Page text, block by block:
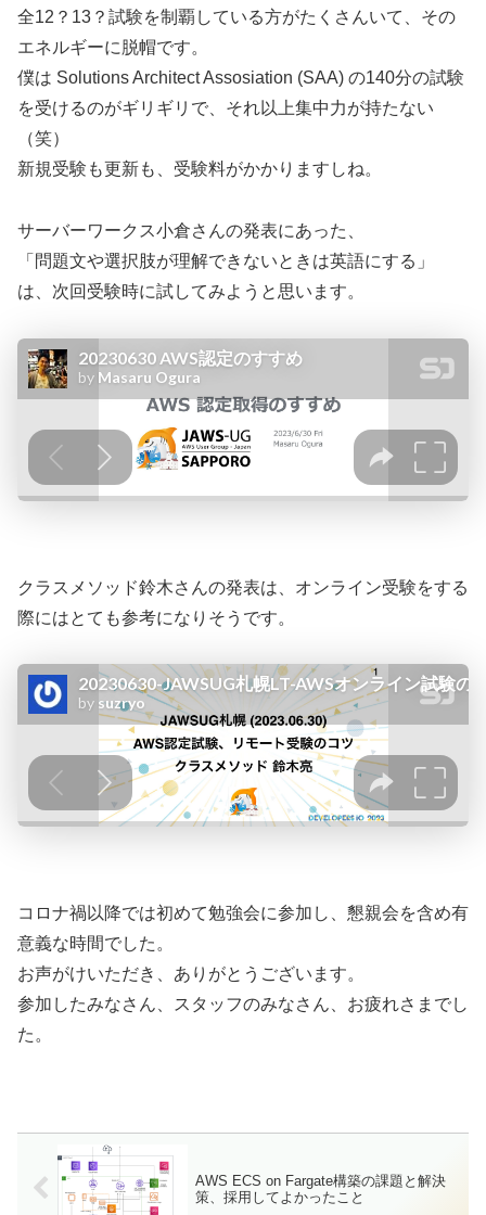
全12？13？試験を制覇している方がたくさんいて、その
エネルギーに脱帽です。
僕は Solutions Architect Assosiation (SAA) の140分の試験
を受けるのがギリギリで、それ以上集中力が持たない
（笑）
新規受験も更新も、受験料がかかりますしね。
サーバーワークス小倉さんの発表にあった、
「問題文や選択肢が理解できないときは英語にする」
は、次回受験時に試してみようと思います。
クラスメソッド鈴木さんの発表は、オンライン受験をする
際にはとても参考になりそうです。
コロナ禍以降では初めて勉強会に参加し、懇親会を含め有
意義な時間でした。
お声がけいただき、ありがとうございます。
参加したみなさん、スタッフのみなさん、お疲れさまでし
た。
AWS ECS on Fargate構築の課題と解決
策、採用してよかったこと